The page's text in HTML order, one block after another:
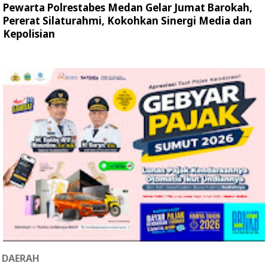
Pewarta Polrestabes Medan Gelar Jumat Barokah,
Pererat Silaturahmi, Kokohkan Sinergi Media dan
Kepolisian
DAERAH